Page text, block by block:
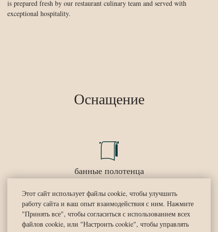
Этот сайт использует файлы cookie, чтобы улучшить
работу сайта и ваш опыт взаимодействия с ним. Нажмите
"Принять все", чтобы согласиться с использованием всех
файлов cookie, или "Настроить cookie", чтобы управлять
is prepared fresh by our restaurant culinary team and served with
exceptional hospitality.
Оснащение
банные полотенца
банные принадлежности